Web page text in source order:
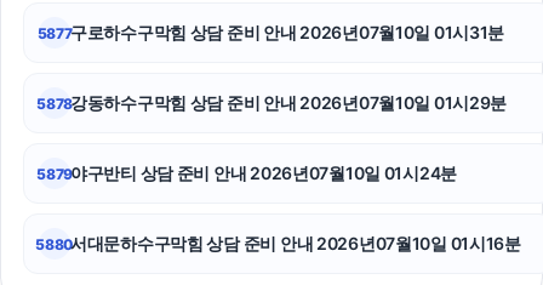
5877구로하수구막힘 상담 준비 안내 2026년07월10일 01시31분
5878강동하수구막힘 상담 준비 안내 2026년07월10일 01시29분
5879야구반티 상담 준비 안내 2026년07월10일 01시24분
5880서대문하수구막힘 상담 준비 안내 2026년07월10일 01시16분